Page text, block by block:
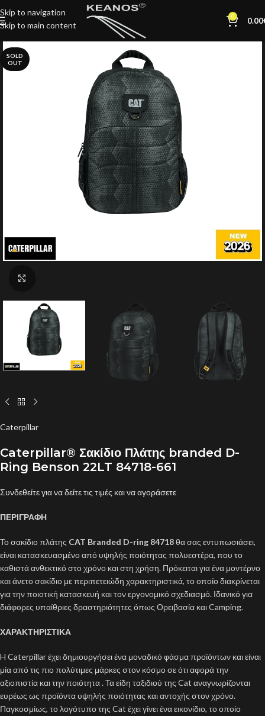
Skip to navigation
Skip to main content
0 0.00
SOLD
OUT
Caterpillar
Caterpillar® Σακίδιο Πλάτης branded D-
Ring Benson 22LT 84718-661
Συνδεθείτε για να δείτε τις τιμές και να αγοράσετε
ΠΕΡΙΓΡΑΦΗ
Το σακίδιο πλάτης CAT Branded D-ring 84718θα σας εντυπωσιάσει,
είναι κατασκευασμένο από υψηλής ποιότητας πολυεστέρα, που το
καθιστά ανθεκτικό στο χρόνο και στη χρήση. Πρόκειται για ένα μοντέρνο
και άνετο σακίδιο με περιπετειώδη χαρακτηριστικά, το οποίο διακρίνεται
για την ποιοτική κατασκευή και τον εργονομικό σχεδιασμό. Ιδανικό για
διάφορες υπαίθριες δραστηριότητες όπως Ορειβασία και Camping.
ΧΑΡΑΚΤΗΡΙΣΤΙΚΑ
H Caterpillar έχει δημιουργήσει ένα μοναδικό φάσμα προϊόντων και είναι
μία από τις πιο πολύτιμες μάρκες στον κόσμο σε ότι αφορά την
αξιοπιστία και την ποιότητα . Τα είδη ταξιδιού της Cat αναγνωρίζονται
ευρέως ως προϊόντα υψηλής ποιότητας και αντοχής στον χρόνο.
Παγκοσμίως, το λογότυπο της Cat έχει γίνει ένα εικονίδιο, το οποίο